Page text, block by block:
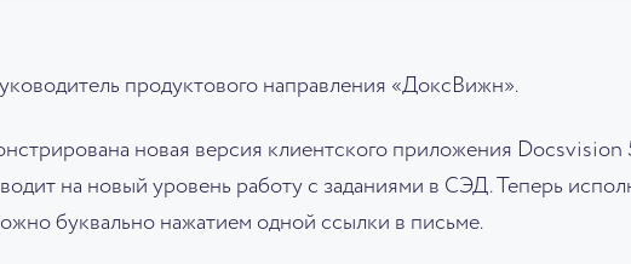
продуктового направления «ДоксВижн».
новая версия клиентского приложения
на новый уровень работу с заданиями в СЭД. Теперь
буквально нажатием одной ссылки в письме.